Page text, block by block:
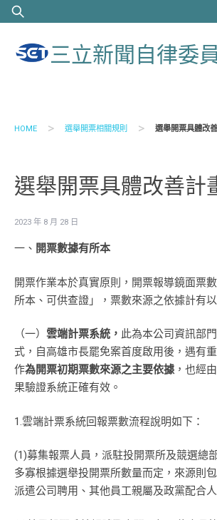
Skip
to
content
尋
三立新聞自律委
HOME > 選舉開票相關規則 > 選舉開票具體改
選舉開票具體改善計
2023 年 8 月 28 日
一、 開票數據有所本
開票作業本於真實原則，開票報導鏡面票
所本、可供查證」，票數來源之依據計有
（一） 雲端計票系統， 此為本公司資訊部
式，自高雄市長罷免案首度啟用後，遇有
作為開票初期票數來源之主要依據 ，也經
果驗證系統正確有效。
1.雲端計票系統回報票數流程說明如下：
(1)募集報票人員，派駐投開票所及競選總
多寡根據選舉投開票所數量而定，來源則
派遣公司聘用、其他員工親屬及政黨配合